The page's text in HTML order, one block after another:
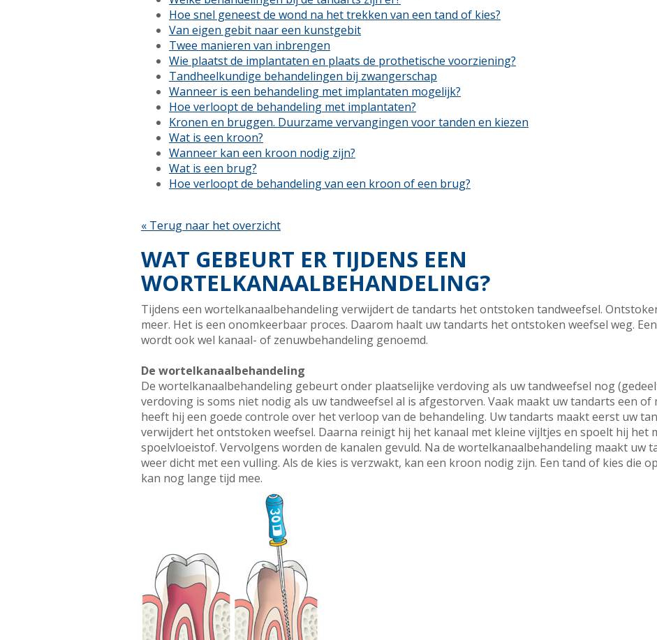
Hoe snel geneest de wond na het trekken van een tand of kies?
Van eigen gebit naar een kunstgebit
Twee manieren van inbrengen
Wie plaatst de implantaten en plaats de prothetische voorziening?
Tandheelkundige behandelingen bij zwangerschap
Wanneer is een behandeling met implantaten mogelijk?
Hoe verloopt de behandeling met implantaten?
Kronen en bruggen. Duurzame vervangingen voor tanden en kiezen
Wat is een kroon?
Wanneer kan een kroon nodig zijn?
Wat is een brug?
Hoe verloopt de behandeling van een kroon of een brug?
« Terug naar het overzicht
WAT GEBEURT ER TIJDENS EEN
WORTELKANAALBEHANDELING?
Tijdens een wortelkanaalbehandeling verwijdert de tandarts het ontstoken tandweefsel.
meer. Het is een onomkeerbaar proces. Daarom haalt uw tandarts het ontstoken weefsel weg.
wordt ook wel kanaal- of zenuwbehandeling genoemd.
De wortelkanaalbehandeling
De wortelkanaalbehandeling gebeurt onder plaatselijke verdoving als uw tandweefsel nog
verdoving is soms niet nodig als uw tandweefsel al is afgestorven. Vaak maakt uw tandarts een of
heeft hij een goede controle over het verloop van de behandeling. Uw tandarts maakt eerst uw
verwijdert het ontstoken weefsel. Daarna reinigt hij het kanaal met kleine vijltjes en spoelt hij het
spoelvloeistof. Vervolgens worden de kanalen gevuld. Na de wortelkanaalbehandeling maakt uw
weer dicht met een vulling. Als de kies is verzwakt, kan een kroon nodig zijn. Een tand of kies die
kan nog lange tijd mee.